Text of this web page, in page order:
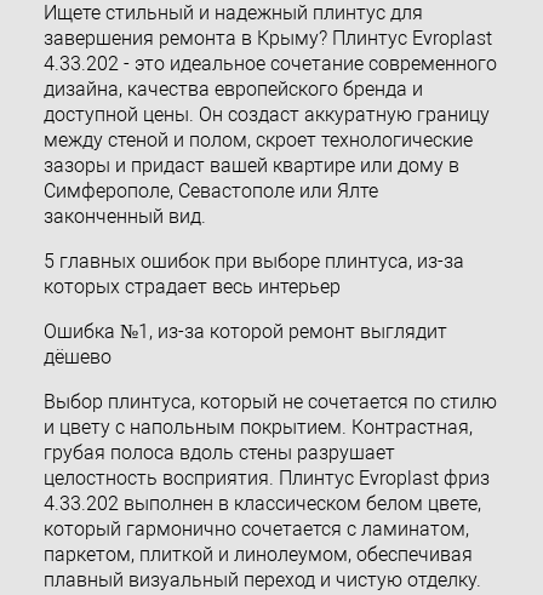
Ищете стильный и надежный плинтус для
завершения ремонта в Крыму? Плинтус Evroplast
4.33.202 - это идеальное сочетание современного
дизайна, качества европейского бренда и
доступной цены. Он создаст аккуратную границу
между стеной и полом, скроет технологические
зазоры и придаст вашей квартире или дому в
Симферополе, Севастополе или Ялте
законченный вид.
5 главных ошибок при выборе плинтуса, из-за
которых страдает весь интерьер
Ошибка №1, из-за которой ремонт выглядит
дёшево
Выбор плинтуса, который не сочетается по стилю
и цвету с напольным покрытием. Контрастная,
грубая полоса вдоль стены разрушает
целостность восприятия. Плинтус Evroplast фриз
4.33.202 выполнен в классическом белом цвете,
который гармонично сочетается с ламинатом,
паркетом, плиткой и линолеумом, обеспечивая
плавный визуальный переход и чистую отделку.